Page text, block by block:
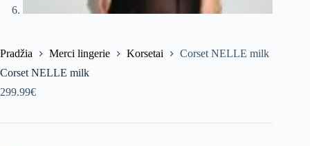
Pradžia Merci lingerie Korsetai
Corset NELLE milk
Corset NELLE milk
299.99€